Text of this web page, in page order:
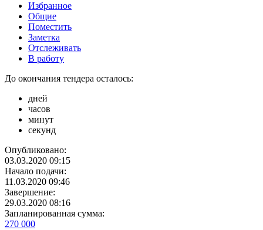
Избранное
Общие
Поместить
Заметка
Отслеживать
В работу
До окончания тендера осталось:
дней
часов
минут
секунд
Опубликовано:
03.03.2020 09:15
Начало подачи:
11.03.2020 09:46
Завершение:
29.03.2020 08:16
Запланированная сумма:
270 000